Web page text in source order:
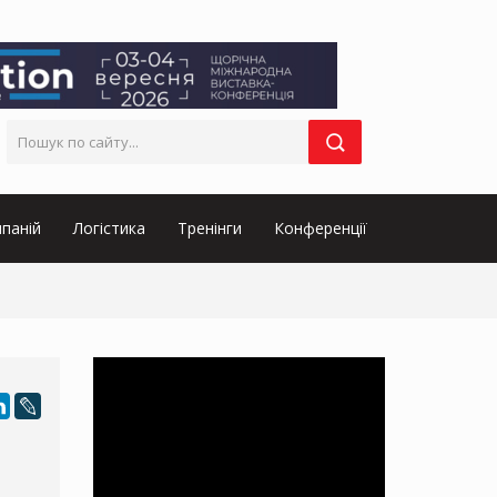
Логістика Тренінги Конференції